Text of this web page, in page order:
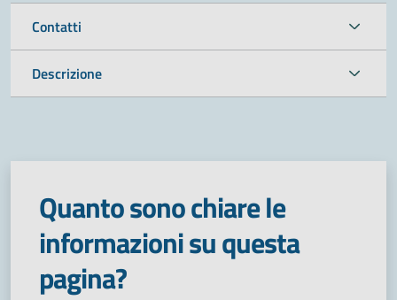
Contatti
Descrizione
Quanto sono chiare le
informazioni su questa
pagina?